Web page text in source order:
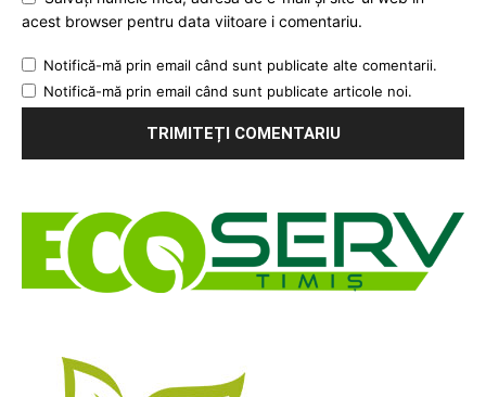
acest browser pentru data viitoare i comentariu.
Notifică-mă prin email când sunt publicate alte comentarii.
Notifică-mă prin email când sunt publicate articole noi.